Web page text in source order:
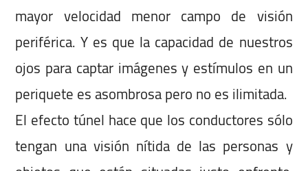
mayor velocidad menor campo de visión
periférica. Y es que la capacidad de nuestros
ojos para captar imágenes y estímulos en un
periquete es asombrosa pero no es ilimitada.
El efecto túnel hace que los conductores sólo
tengan una visión nítida de las personas y